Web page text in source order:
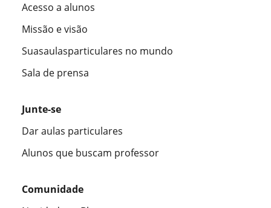
Acesso a alunos
Missão e visão
Suasaulasparticulares no mundo
Sala de prensa
Junte-se
Dar aulas particulares
Alunos que buscam professor
Comunidade